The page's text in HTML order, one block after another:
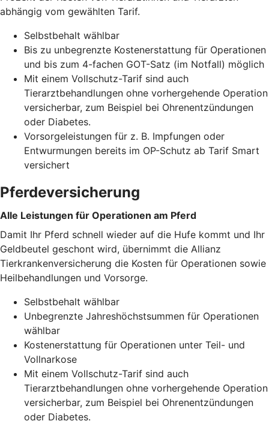
abhängig vom gewählten Tarif.
Selbstbehalt wählbar
Bis zu unbegrenzte Kostenerstattung für Operationen
und bis zum 4-fachen GOT-Satz (im Notfall) möglich
Mit einem Vollschutz-Tarif sind auch
Tierarztbehandlungen ohne vorhergehende Operation
versicherbar, zum Beispiel bei Ohrenentzündungen
oder Diabetes.
Vorsorgeleistungen für z. B. Impfungen oder
Entwurmungen bereits im OP-Schutz ab Tarif Smart
versichert
Pferdeversicherung
Alle Leistungen für Operationen am Pferd
Damit Ihr Pferd schnell wieder auf die Hufe kommt und Ihr
Geldbeutel geschont wird, übernimmt die Allianz
Tierkrankenversicherung die Kosten für Operationen sowie
Heilbehandlungen und Vorsorge.
Selbstbehalt wählbar
Unbegrenzte Jahreshöchstsummen für Operationen
wählbar
Kostenerstattung für Operationen unter Teil- und
Vollnarkose
Mit einem Vollschutz-Tarif sind auch
Tierarztbehandlungen ohne vorhergehende Operation
versicherbar, zum Beispiel bei Ohrenentzündungen
oder Diabetes.